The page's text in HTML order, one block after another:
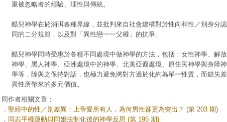
重被忽略者的經驗、理性與傳統。
酷兒神學在於消弭各種界線，並批判來自社會建構對於性向和性／別身分認
同的二分規範，以及對「異性戀一一父權」的抗爭。
酷兒神學同時受惠於各種不同處境中做神學的方法，包括：女性神學、解放
神學、黑人神學、亞洲處境中的神學、北美亞裔處境、原住民神學與身障神
學等，除與之保持對話，也極力避免將對方過於化約為單一性質，而錯失差
異性所帶來的多元價值。
同作者相關文章：
． 聖經中的性／別差異：上帝愛所有人，為何男性卻更為突出？ (第 203 期)
． 同志平權運動與同婚法制化後的神學反思 (第 195 期)